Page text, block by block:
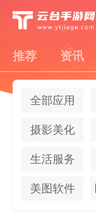
推荐 资讯
全部应用
摄影美化
生活服务
美图软件